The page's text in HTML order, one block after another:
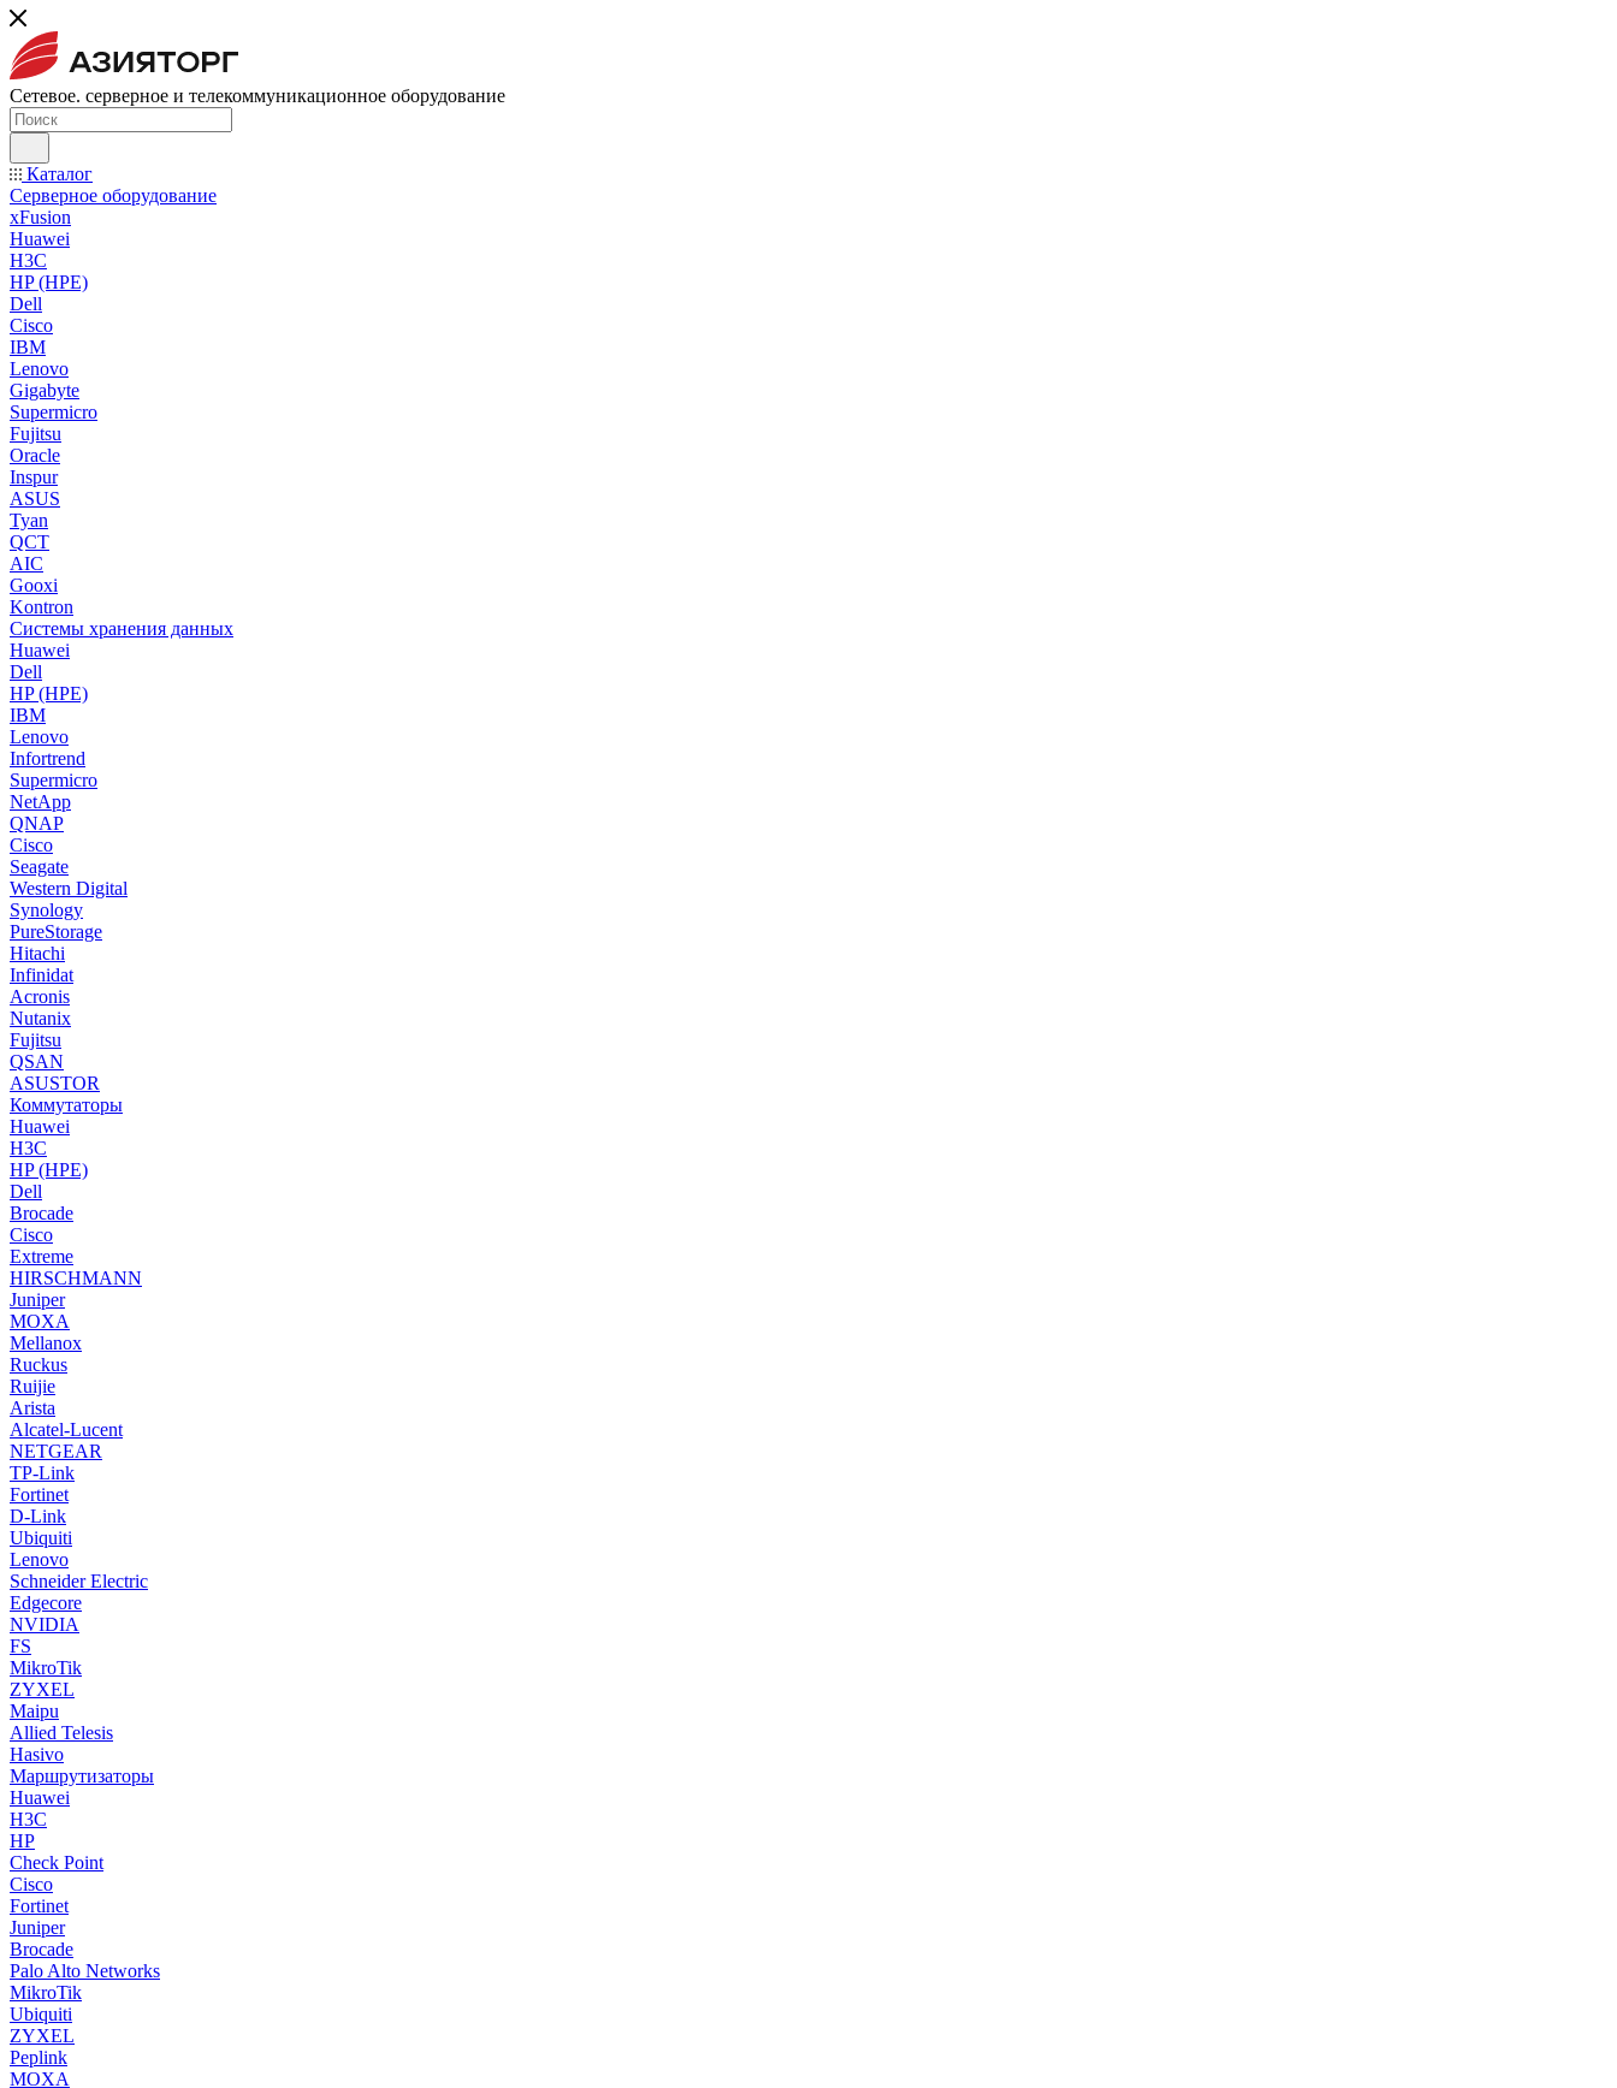
Сетевое. серверное и телекоммуникационное оборудование
Каталог
Серверное оборудование
xFusion
Huawei
H3C
HP (HPE)
Dell
Cisco
IBM
Lenovo
Gigabyte
Supermicro
Fujitsu
Oracle
Inspur
ASUS
Tyan
QCT
AIC
Gooxi
Kontron
Системы хранения данных
Huawei
Dell
HP (HPE)
IBM
Lenovo
Infortrend
Supermicro
NetApp
QNAP
Cisco
Seagate
Western Digital
Synology
PureStorage
Hitachi
Infinidat
Acronis
Nutanix
Fujitsu
QSAN
ASUSTOR
Коммутаторы
Huawei
H3C
HP (HPE)
Dell
Brocade
Cisco
Extreme
HIRSCHMANN
Juniper
MOXA
Mellanox
Ruckus
Ruijie
Arista
Alcatel-Lucent
NETGEAR
TP-Link
Fortinet
D-Link
Ubiquiti
Lenovo
Schneider Electric
Edgecore
NVIDIA
FS
MikroTik
ZYXEL
Maipu
Allied Telesis
Hasivo
Маршрутизаторы
Huawei
H3C
HP
Check Point
Cisco
Fortinet
Juniper
Brocade
Palo Alto Networks
MikroTik
Ubiquiti
ZYXEL
Peplink
MOXA